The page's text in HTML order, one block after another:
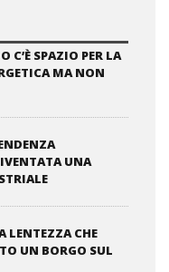
C’È SPAZIO PER LA
MA NON
UNA
LENTEZZA CHE
UN BORGO SUL